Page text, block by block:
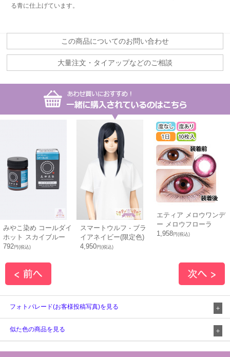
る青に仕上げています。
この商品についてのお問い合わせ
大量注文・タイアップなどのご相談
みやこ染め コールダイ
ホット スカイブルー
792円(税込)
スマートウルフ - ブラ
イアネイビー(限定色)
4,950円(税込)
エティア メロウワンデ
ー メロウフローラ
1,958円(税込)
フォトパレード(お客様投稿写真)を見る
似た色の商品を見る